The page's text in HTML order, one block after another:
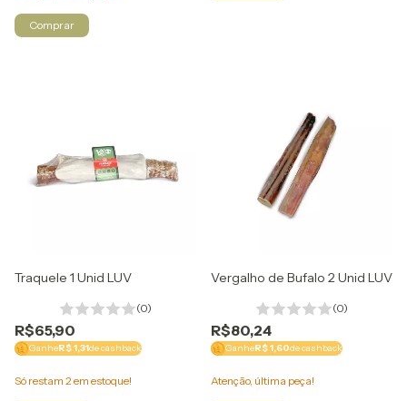
Traquele 1 Unid LUV
(0)
R$65,90
GanheR$ 1,31de cashback
Só restam 2em estoque!
Vergalho de Bufalo 2 Unid LUV
(0)
R$80,24
GanheR$ 1,60de cashback
Atenção, última peça!